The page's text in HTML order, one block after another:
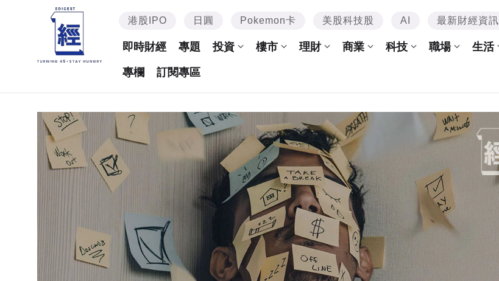
港股IPO 日圓 Pokemon卡 美股科技股 AI 最新財經資訊
即時財經 專題 投資 樓市 理財 商業 科技 職場 生活
專欄 訂閱專區